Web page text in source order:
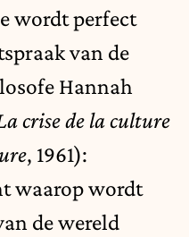
wordt perfect
van de
Hannah
crise de la culture
, 1961):
waarop wordt
de wereld